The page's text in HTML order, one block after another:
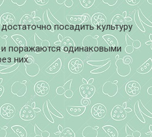
посадить культуру
поражаются одинаковыми
них.